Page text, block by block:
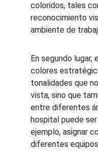
coloridos, tales
reconocimiento
ambiente de
En segundo lugar,
colores
tonalidades que
vista, sino que
entre diferentes
hospital puede
ejemplo, asignar
diferentes